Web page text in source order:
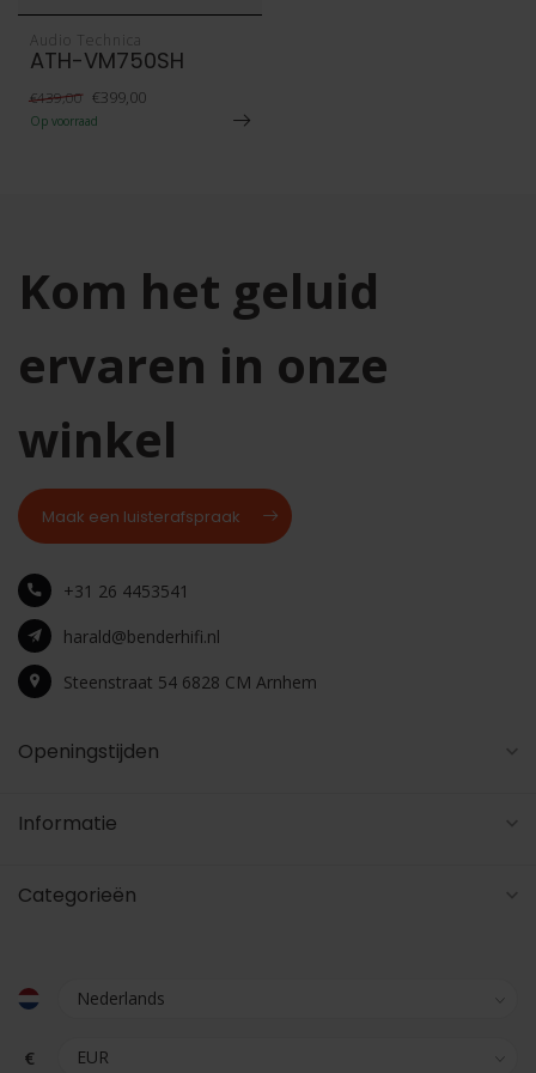
Audio Technica
ATH-VM750SH
€439,00 €399,00
Op voorraad
Kom het geluid
ervaren in onze
winkel
Maak een luisterafspraak
+31 26 4453541
harald@benderhifi.nl
Steenstraat 54 6828 CM Arnhem
Openingstijden
Informatie
Categorieën
€